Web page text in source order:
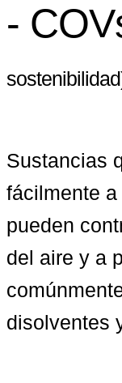
-
Sustancias
fácilmente
pueden
del aire y a
disolventes